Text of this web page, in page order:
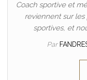
Coach sportive et
reviennent sur les
sportives, et
Par